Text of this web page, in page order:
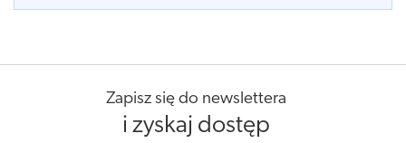
Zapisz się do newslettera
i zyskaj dostęp